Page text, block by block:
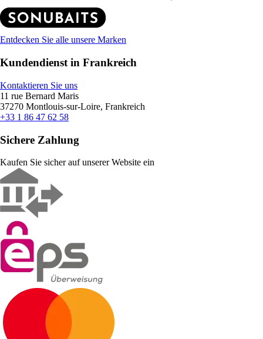
Entdecken Sie alle unsere Marken
Kundendienst in Frankreich
Kontaktieren Sie uns
11 rue Bernard Maris
37270 Montlouis-sur-Loire, Frankreich
+33 1 86 47 62 58
Sichere Zahlung
Kaufen Sie sicher auf unserer Website ein